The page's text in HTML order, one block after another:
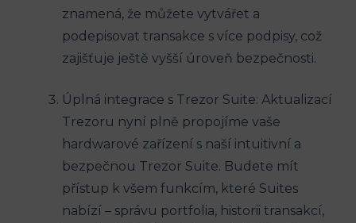
znamená, že můžete vytvářet a
podepisovat transakce s více podpisy, což
zajišťuje ještě vyšší úroveň bezpečnosti.
Úplná integrace s Trezor Suite: Aktualizací
Trezoru nyní plně propojíme vaše
hardwarové zařízení s naší intuitivní a
bezpečnou Trezor Suite. Budete mít
přístup k všem funkcím, které Suites
nabízí – správu portfolia, historii transakcí,